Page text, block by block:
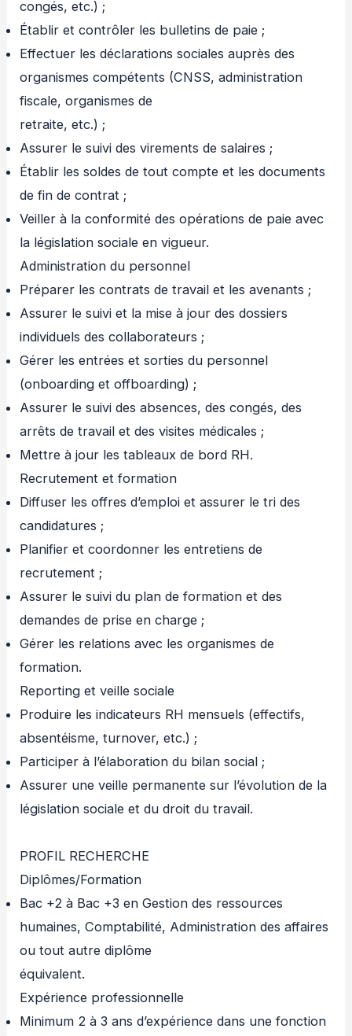
congés, etc.) ;
Établir et contrôler les bulletins de paie ;
Effectuer les déclarations sociales auprès des
organismes compétents (CNSS, administration
fiscale, organismes de
retraite, etc.) ;
Assurer le suivi des virements de salaires ;
Établir les soldes de tout compte et les documents
de fin de contrat ;
Veiller à la conformité des opérations de paie avec
la législation sociale en vigueur.
Administration du personnel
Préparer les contrats de travail et les avenants ;
Assurer le suivi et la mise à jour des dossiers
individuels des collaborateurs ;
Gérer les entrées et sorties du personnel
(onboarding et offboarding) ;
Assurer le suivi des absences, des congés, des
arrêts de travail et des visites médicales ;
Mettre à jour les tableaux de bord RH.
Recrutement et formation
Diffuser les offres d’emploi et assurer le tri des
candidatures ;
Planifier et coordonner les entretiens de
recrutement ;
Assurer le suivi du plan de formation et des
demandes de prise en charge ;
Gérer les relations avec les organismes de
formation.
Reporting et veille sociale
Produire les indicateurs RH mensuels (effectifs,
absentéisme, turnover, etc.) ;
Participer à l’élaboration du bilan social ;
Assurer une veille permanente sur l’évolution de la
législation sociale et du droit du travail.
PROFIL RECHERCHE
Diplômes/Formation
Bac +2 à Bac +3 en Gestion des ressources
humaines, Comptabilité, Administration des affaires
ou tout autre diplôme
équivalent.
Expérience professionnelle
Minimum 2 à 3 ans d’expérience dans une fonction